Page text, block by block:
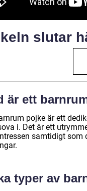
slutar
är ett
pojke är ett
i. Det är ett
samtidigt som
typer av